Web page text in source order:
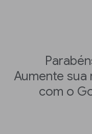
Aumente
com o